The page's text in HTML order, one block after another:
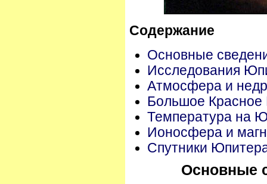
Содержание
Основные
Исследования
Атмосфера и
Большое Красное
Температура на
Ионосфера и
Спутники
Основные